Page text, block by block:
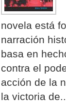
novela está
narración
basa en
contra el
acción de la
la victoria